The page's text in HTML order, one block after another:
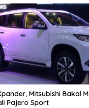
Mitsubishi Bakal
Pajero Sport